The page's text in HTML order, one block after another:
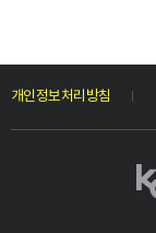
개인정보처리방침